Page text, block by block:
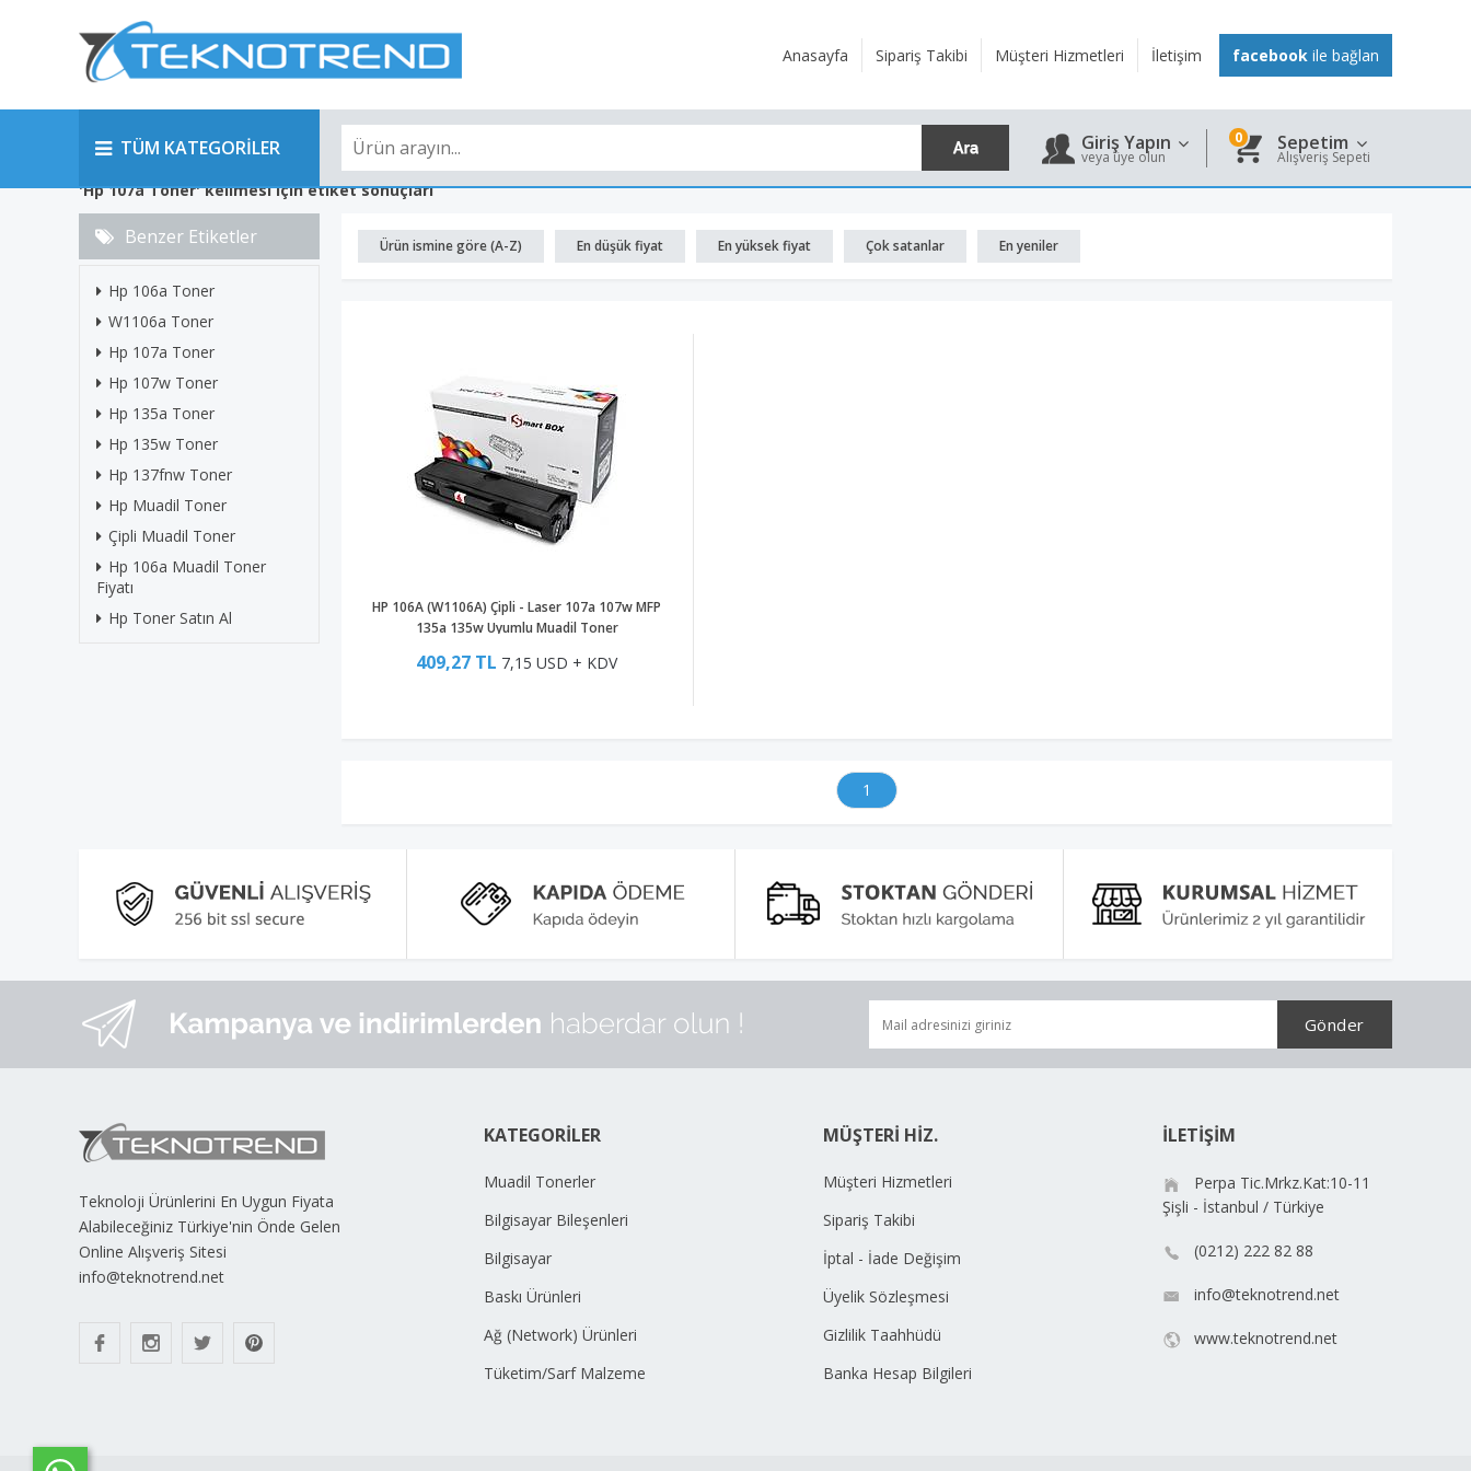
Anasayfa Sipariş Takibi Müşteri Hizmetleri İletişim facebook ile bağlan
TÜM KATEGORİLER Giriş Yapın
veya üye olun
0 Sepetim
Alışveriş Sepeti
'Hp 107a Toner' kelimesi için etiket sonuçları
Benzer Etiketler
Hp 106a Toner
W1106a Toner
Hp 107a Toner
Hp 107w Toner
Hp 135a Toner
Hp 135w Toner
Hp 137fnw Toner
Hp Muadil Toner
Çipli Muadil Toner
Hp 106a Muadil Toner
Fiyatı
Hp Toner Satın Al
Ürün ismine göre (A-Z) En düşük fiyat En yüksek fiyat Çok satanlar En yeniler
HP 106A (W1106A) Çipli - Laser 107a 107w MFP
135a 135w Uyumlu Muadil Toner
409,27 TL 7,15 USD + KDV
1
Teknoloji Ürünlerini En Uygun Fiyata
Alabileceğiniz Türkiye'nin Önde Gelen
Online Alışveriş Sitesi
info@teknotrend.net
KATEGORİLER
Muadil Tonerler
Bilgisayar Bileşenleri
Bilgisayar
Baskı Ürünleri
Ağ (Network) Ürünleri
Tüketim/Sarf Malzeme
MÜŞTERİ HİZ.
Müşteri Hizmetleri
Sipariş Takibi
İptal - İade Değişim
Üyelik Sözleşmesi
Gizlilik Taahhüdü
Banka Hesap Bilgileri
İLETİŞİM
Perpa Tic.Mrkz.Kat:10-11
Şişli - İstanbul / Türkiye
(0212) 222 82 88
info@teknotrend.net
www.teknotrend.net